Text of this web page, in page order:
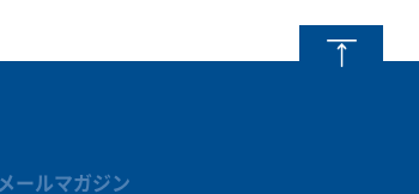
メールマガジン